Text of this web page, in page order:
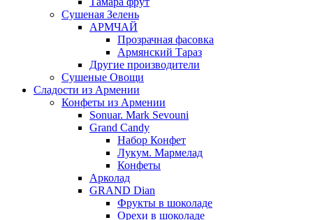
Сушеная Зелень
АРМЧАЙ
Прозрачная фасовка
Армянский Тараз
Другие производители
Сушеные Овощи
Сладости из Армении
Конфеты из Армении
Sonuar. Mark Sevouni
Grand Candy
Набор Конфет
Лукум. Мармелад
Конфеты
Арколад
GRAND Dian
Фрукты в шоколаде
Орехи в шоколаде